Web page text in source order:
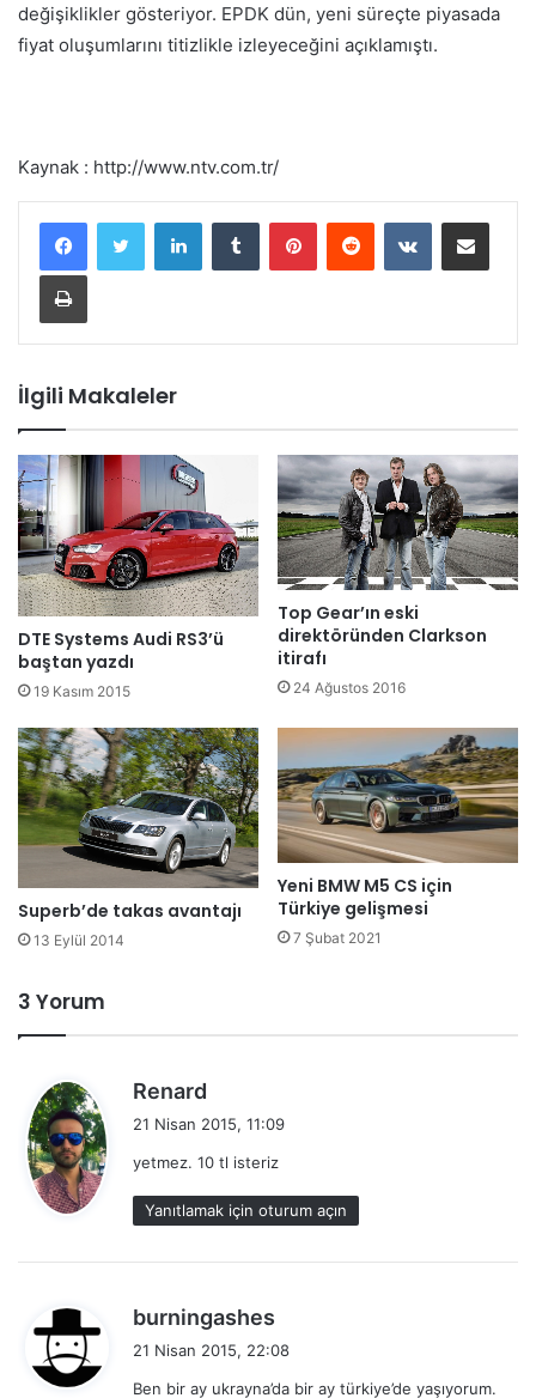
değişiklikler gösteriyor. EPDK dün, yeni süreçte piyasada
fiyat oluşumlarını titizlikle izleyeceğini açıklamıştı.
Kaynak : http://www.ntv.com.tr/
İlgili Makaleler
DTE Systems Audi RS3’ü
baştan yazdı
19 Kasım 2015
Top Gear’ın eski
direktöründen Clarkson
itirafı
24 Ağustos 2016
Superb’de takas avantajı
13 Eylül 2014
Yeni BMW M5 CS için
Türkiye gelişmesi
7 Şubat 2021
3 Yorum
Renard
i
k
i
21 Nisan 2015, 11:09
yetmez. 10 tl isteriz
Yanıtlamak için oturum açın
burningashes
i
21 Nisan 2015, 22:08
Ben bir ay ukrayna’da bir ay türkiye’de yaşıyorum.